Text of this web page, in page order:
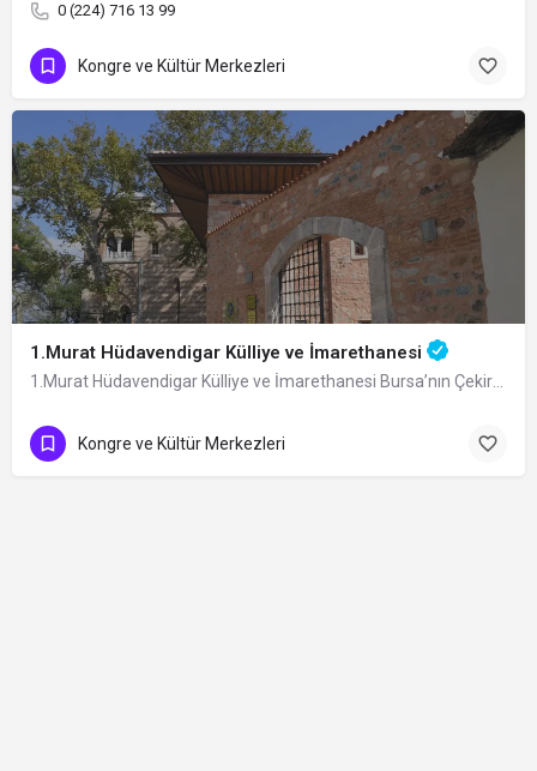
0 (224) 716 13 99
Kongre ve Kültür Merkezleri
1.Murat Hüdavendigar Külliye ve İmarethanesi
1.Murat Hüdavendigar Külliye ve İmarethanesi Bursa’nın Çekirge Mahallesi’ndeki…
Kongre ve Kültür Merkezleri